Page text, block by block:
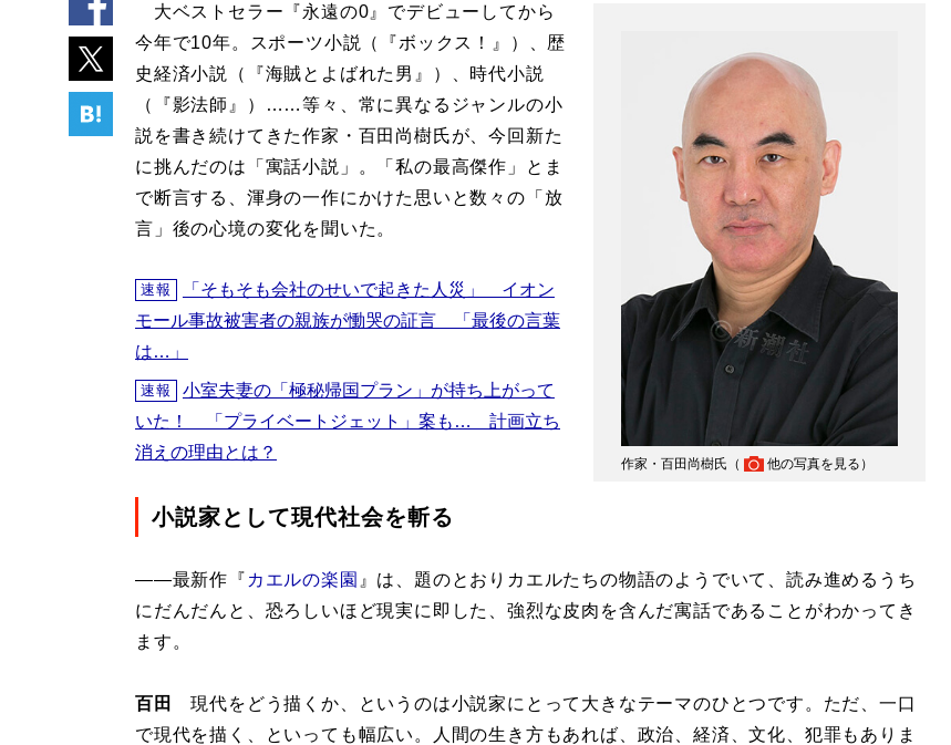
作家・百田尚樹氏（ 他の写真を見る ）
大ベストセラー『永遠の0』でデビューしてから
今年で10年。スポーツ小説（『ボックス！』）、歴
史経済小説（『海賊とよばれた男』）、時代小説
（『影法師』）……等々、常に異なるジャンルの小
説を書き続けてきた作家・百田尚樹氏が、今回新た
に挑んだのは「寓話小説」。「私の最高傑作」とま
で断言する、渾身の一作にかけた思いと数々の「放
言」後の心境の変化を聞いた。
速報
「そもそも会社のせいで起きた人災」 イオン
モール事故被害者の親族が慟哭の証言 「最後の言葉
は…」
速報
小室夫妻の「極秘帰国プラン」が持ち上がって
いた！ 「プライベートジェット」案も… 計画立ち
消えの理由とは？
小説家として現代社会を斬る
――最新作『 カエルの楽園 』は、題のとおりカエルたちの物語のようでいて、読み進めるうち
にだんだんと、恐ろしいほど現実に即した、強烈な皮肉を含んだ寓話であることがわかってき
ます。
百田
現代をどう描くか、というのは小説家にとって大きなテーマのひとつです。ただ、一口
で現代を描く、といっても幅広い。人間の生き方もあれば、政治、経済、文化、犯罪もありま